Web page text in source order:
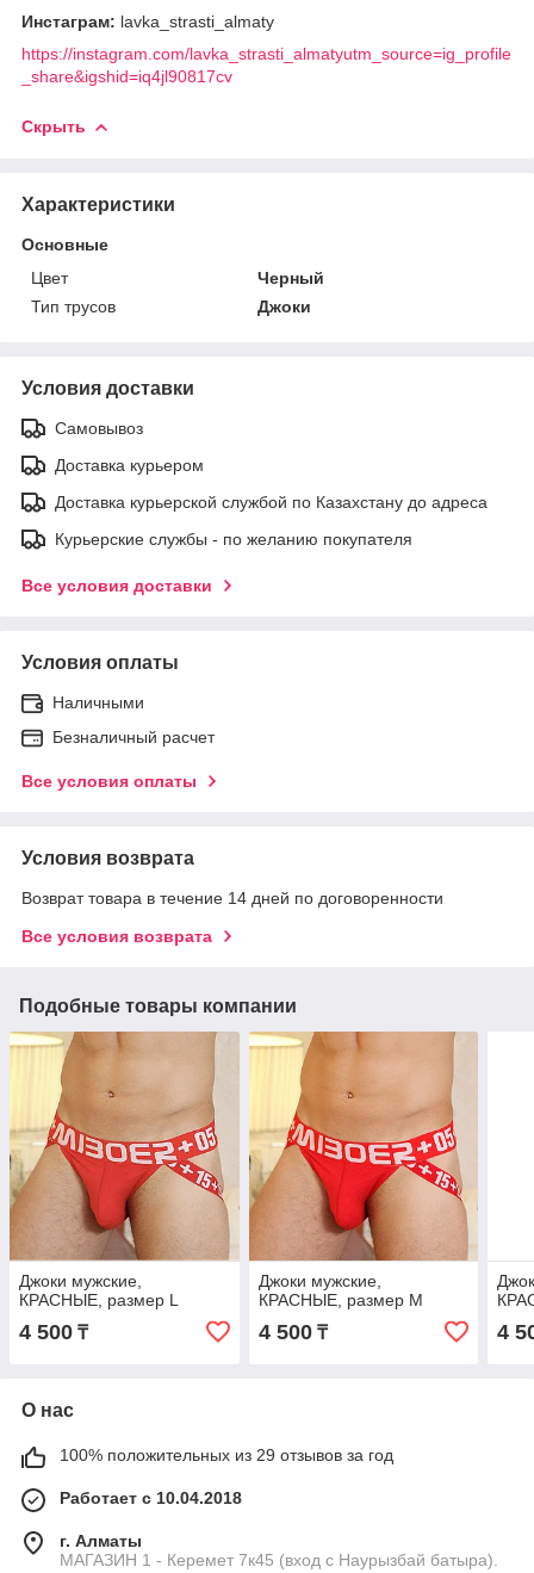
Инстаграм: lavka_strasti_almaty
https://instagram.com/lavka_strasti_almatyutm_source=ig_profile
_share&igshid=iq4jl90817cv
Скрыть
Характеристики
Основные
Цвет
Черный
Тип трусов
Джоки
Условия доставки
Самовывоз
Доставка курьером
Доставка курьерской службой по Казахстану до адреса
Курьерские службы - по желанию покупателя
Все условия доставки
Условия оплаты
Наличными
Безналичный расчет
Все условия оплаты
Условия возврата
Возврат товара в течение 14 дней по договоренности
Все условия возврата
Подобные товары компании
Джоки мужские,
КРАСНЫЕ, размер L
4 500 ₸
Джоки мужские,
КРАСНЫЕ, размер M
4 500₸ 4
О нас
100% положительных из 29 отзывов за год
Работает с 10.04.2018
г. Алматы
МАГАЗИН 1 - Керемет 7к45 (вход с Наурызбай батыра).